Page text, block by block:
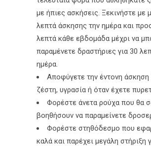
με ήπιες ασκήσεις. Ξεκινήστε με
λεπτά άσκησης την ημέρα και
λεπτά κάθε εβδομάδα μέχρι να
παραμένετε δραστήριες για 30
ημέρα.
Αποφύγετε την έντονη άσκηση
ζέστη, υγρασία ή όταν έχετε
Φορέστε άνετα ρούχα που θα
βοηθήσουν να παραμείνετε
Φορέστε στηθόδεσμο που
καλά και παρέχει μεγάλη στήριξη